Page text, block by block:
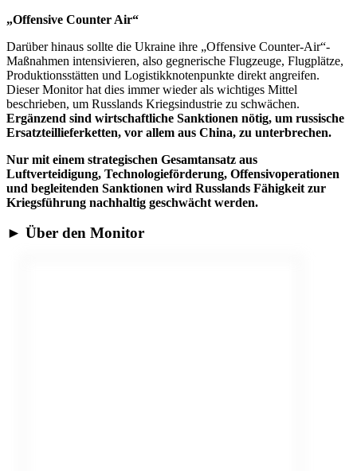
„Offensive Counter Air“
Darüber hinaus sollte die Ukraine ihre „Offensive Counter-Air“-
Maßnahmen intensivieren, also gegnerische Flugzeuge, Flugplätze,
Produktionsstätten und Logistikknotenpunkte direkt angreifen.
Dieser Monitor hat dies immer wieder als wichtiges Mittel
beschrieben, um Russlands Kriegsindustrie zu schwächen.
Ergänzend sind wirtschaftliche Sanktionen nötig, um russische
Ersatzteillieferketten, vor allem aus China, zu unterbrechen.
Nur mit einem strategischen Gesamtansatz aus
Luftverteidigung, Technologieförderung, Offensivoperationen
und begleitenden Sanktionen wird Russlands Fähigkeit zur
Kriegsführung nachhaltig geschwächt werden.
► Über den Monitor